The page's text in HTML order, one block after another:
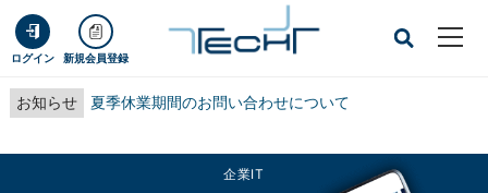
ログイン 新規会員登録
お知らせ 夏季休業期間のお問い合わせについて
企業IT